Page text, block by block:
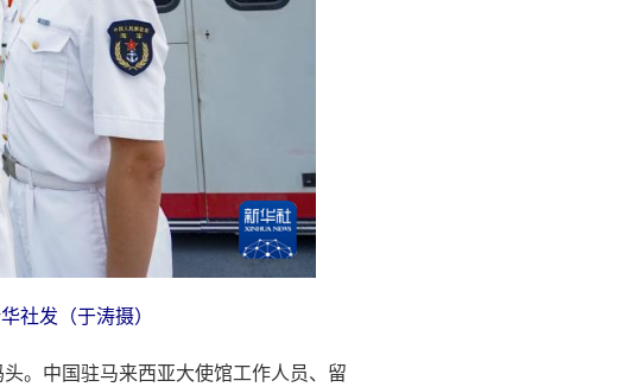
社发（于涛摄）
。中国驻马来西亚大使馆工作人员、留